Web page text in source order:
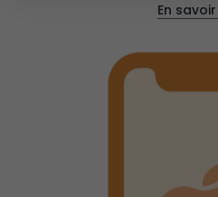
En